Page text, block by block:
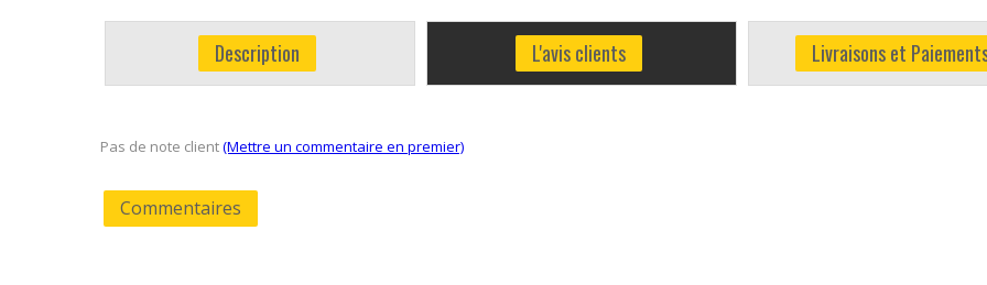
Description L'avis clients Livraisons et
Pas de note client(Mettre un commentaire en premier)
Commentaires